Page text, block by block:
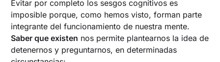
Evitar por completo los sesgos cognitivos es
imposible porque, como hemos visto, forman parte
integrante del funcionamiento de nuestra mente.
Saber que existen nos permite plantearnos la idea de
detenernos y preguntarnos, en determinadas